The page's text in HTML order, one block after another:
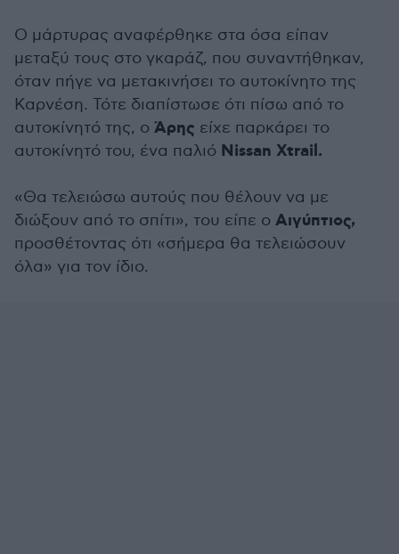
Ο μάρτυρας αναφέρθηκε στα όσα είπαν
μεταξύ τους στο γκαράζ, που συναντήθηκαν,
όταν πήγε να μετακινήσει το αυτοκίνητο της
Καρνέση. Τότε διαπίστωσε ότι πίσω από το
αυτοκίνητό της, ο Άρης είχε παρκάρει το
αυτοκίνητό του, ένα παλιό Nissan Xtrail.
«Θα τελειώσω αυτούς που θέλουν να με
διώξουν από το σπίτι», του είπε ο Αιγύπτιος,
προσθέτοντας ότι «σήμερα θα τελειώσουν
όλα» για τον ίδιο.